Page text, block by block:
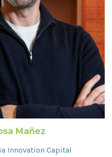
Mañez
Innovation Capital